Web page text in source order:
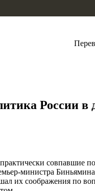
России в
совпавшие
министра
их соображения по